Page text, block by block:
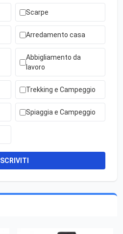
Scarpe
Arredamento casa
Abbigliamento da
lavoro
Trekking e Campeggio
Spiaggia e Campeggio
ISCRIVITI